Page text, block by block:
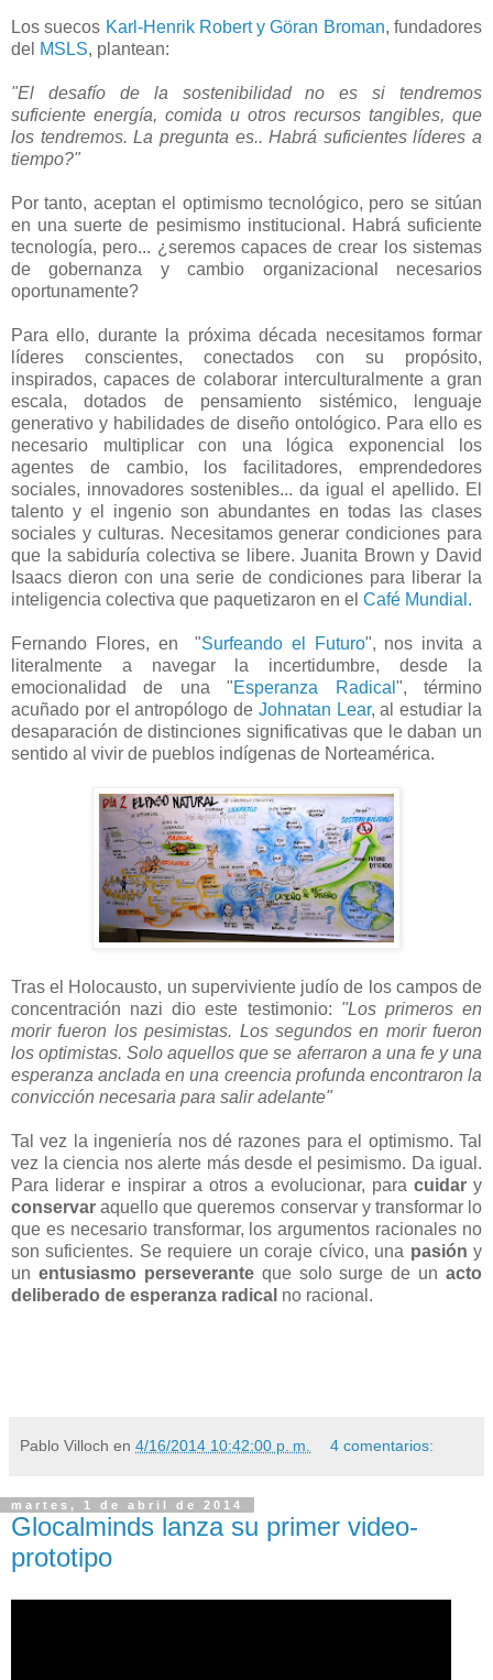
Los suecos Karl-Henrik Robert y Göran Broman, fundadores
del MSLS, plantean:
"El desafío de la sostenibilidad no es si tendremos
suficiente energía, comida u otros recursos tangibles, que
los tendremos. La pregunta es.. Habrá suficientes líderes a
tiempo?"
Por tanto, aceptan el optimismo tecnológico, pero se sitúan
en una suerte de pesimismo institucional. Habrá suficiente
tecnología, pero... ¿seremos capaces de crear los sistemas
de gobernanza y cambio organizacional necesarios
oportunamente?
Para ello, durante la próxima década necesitamos formar
líderes conscientes, conectados con su propósito,
inspirados, capaces de colaborar interculturalmente a gran
escala, dotados de pensamiento sistémico, lenguaje
generativo y habilidades de diseño ontológico. Para ello es
necesario multiplicar con una lógica exponencial los
agentes de cambio, los facilitadores, emprendedores
sociales, innovadores sostenibles... da igual el apellido. El
talento y el ingenio son abundantes en todas las clases
sociales y culturas. Necesitamos generar condiciones para
que la sabiduría colectiva se libere. Juanita Brown y David
Isaacs dieron con una serie de condiciones para liberar la
inteligencia colectiva que paquetizaron en el Café Mundial.
Fernando Flores, en "Surfeando el Futuro", nos invita a
literalmente a navegar la incertidumbre, desde la
emocionalidad de una "Esperanza Radical ", término
acuñado por el antropólogo de Johnatan Lear, al estudiar la
desaparación de distinciones significativas que le daban un
sentido al vivir de pueblos indígenas de Norteamérica.
Tras el Holocausto, un superviviente judío de los campos de
concentración nazi dio este testimonio: "Los primeros en
morir fueron los pesimistas. Los segundos en morir fueron
los optimistas. Solo aquellos que se aferraron a una fe y una
esperanza anclada en una creencia profunda encontraron la
convicción necesaria para salir adelante"
Tal vez la ingeniería nos dé razones para el optimismo. Tal
vez la ciencia nos alerte más desde el pesimismo. Da igual.
Para liderar e inspirar a otros a evolucionar, para cuidar y
conservaraquello que queremos conservar y transformar lo
que es necesario transformar, los argumentos racionales no
son suficientes. Se requiere un coraje cívico, una pasión y
un entusiasmo perseveranteque solo surge de un acto
deliberado de esperanza radical no racional.
Pablo Villoch en 4/16/2014 10:42:00 p. m. 4 comentarios:
martes, 1 de abril de 2014
Glocalminds lanza su primer video-
prototipo